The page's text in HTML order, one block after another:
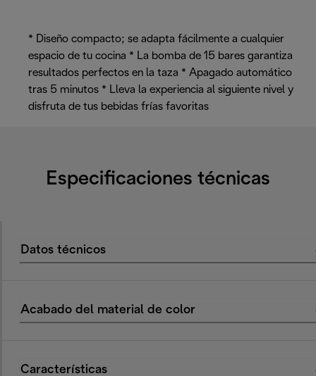
* Diseño compacto; se adapta fácilmente a cualquier
espacio de tu cocina * La bomba de 15 bares garantiza
resultados perfectos en la taza * Apagado automático
tras 5 minutos * Lleva la experiencia al siguiente nivel y
disfruta de tus bebidas frías favoritas
Especificaciones técnicas
Datos técnicos
Acabado del material de color
Características